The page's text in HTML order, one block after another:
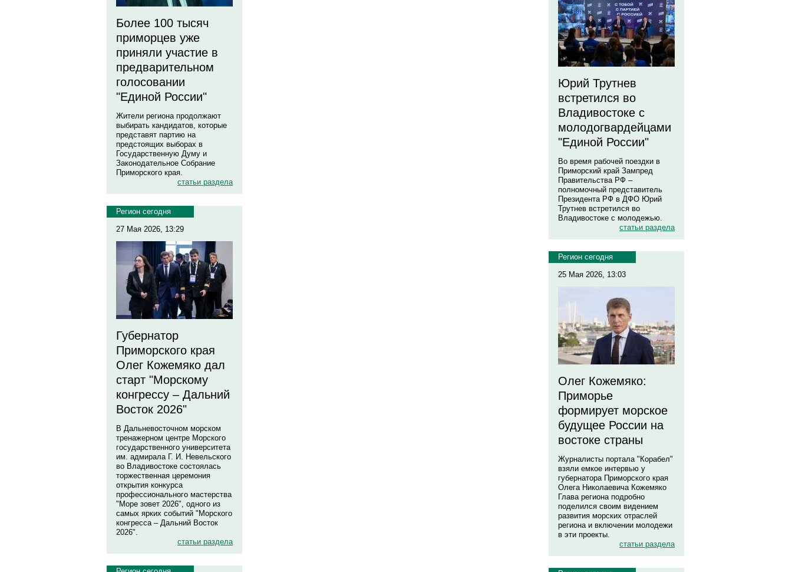
Более 100 тысяч
приморцев уже
приняли участие в
предварительном
голосовании
"Единой России"
Жители региона продолжают
выбирать кандидатов, которые
представят партию на
предстоящих выборах в
Государственную Думу и
Законодательное Собрание
Приморского края.
статьи раздела
Регион сегодня
27 Мая 2026, 13:29
Губернатор
Приморского края
Олег Кожемяко дал
старт "Морскому
конгрессу – Дальний
Восток 2026"
В Дальневосточном морском
тренажерном центре Морского
государственного университета
им. адмирала Г. И. Невельского
во Владивостоке состоялась
торжественная церемония
открытия конкурса
профессионального мастерства
"Море зовет 2026", одного из
самых ярких событий "Морского
конгресса – Дальний Восток
2026".
статьи раздела
Юрий Трутнев
встретился во
Владивостоке с
молодогвардейцами
"Единой России"
Во время рабочей поездки в
Приморский край Зампред
Правительства РФ –
полномочный представитель
Президента РФ в ДФО Юрий
Трутнев встретился во
Владивостоке с молодежью.
статьи раздела
Регион сегодня
25 Мая 2026, 13:03
Олег Кожемяко:
Приморье
формирует морское
будущее России на
востоке страны
Журналисты портала "Корабел"
взяли емкое интервью у
губернатора Приморского края
Олега Николаевича Кожемяко
Глава региона подробно
поделился своим видением
развития морских отраслей
региона и включении молодежи
в эти проекты.
статьи раздела